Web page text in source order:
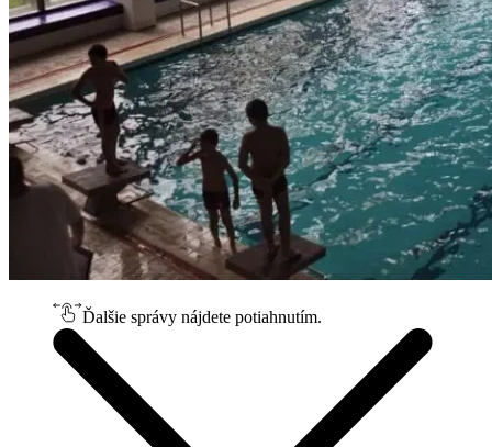
Ďalšie správy nájdete potiahnutím.